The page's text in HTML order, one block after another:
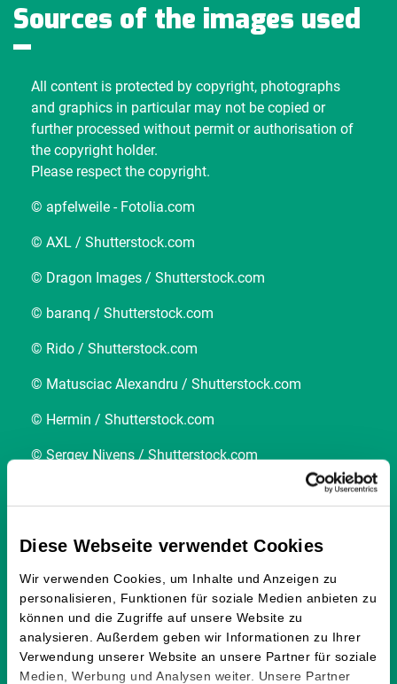
Diese Webseite verwendet Cookies
Wir verwenden Cookies, um Inhalte und Anzeigen zu
personalisieren, Funktionen für soziale Medien anbieten zu
können und die Zugriffe auf unsere Website zu
analysieren. Außerdem geben wir Informationen zu Ihrer
Verwendung unserer Website an unsere Partner für soziale
Medien, Werbung und Analysen weiter. Unsere Partner
Sources of the images used
All content is protected by copyright, photographs
and graphics in particular may not be copied or
further processed without permit or authorisation of
the copyright holder.
Please respect the copyright.
© apfelweile - Fotolia.com
© AXL / Shutterstock.com
© Dragon Images / Shutterstock.com
© baranq / Shutterstock.com
© Rido / Shutterstock.com
© Matusciac Alexandru / Shutterstock.com
© Hermin / Shutterstock.com
© Sergey Nivens / Shutterstock.com
© f9photos / Shutterstock.com
© LovArt / Shutterstock.com
© Digital Storm / Shutterstock.com